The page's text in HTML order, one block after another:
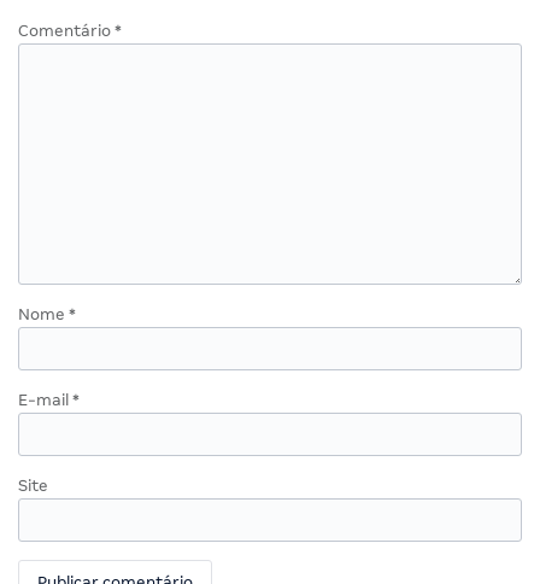
Comentário *
Nome *
E-mail *
Site